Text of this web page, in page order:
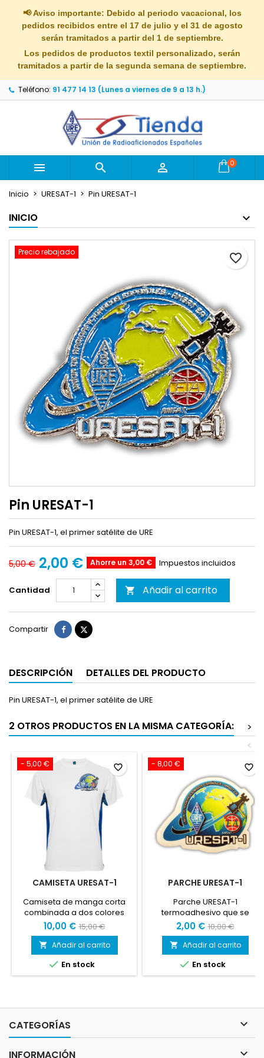
📢 Aviso importante: Debido al periodo vacacional, los
pedidos recibidos entre el 17 de julio y el 31 de agosto
serán tramitados a partir del 1 de septiembre.
Los pedidos de productos textil personalizado, serán
tramitados a partir de la segunda semana de septiembre.
Teléfono: 91 477 14 13 (Lunes a viernes de 9 a 13 h.)
   0
Inicio URESAT-1 Pin URESAT-1
INICIO
Precio rebajado
Pin URESAT-1
Pin URESAT-1, el primer satélite de URE
5,00 € 2,00 € Ahorre un 3,00 € Impuestos incluidos
Cantidad  Añadir al carrito
favorite_border
Compartir CompartirTuitear
DESCRIPCIÓN DETALLES DEL PRODUCTO
Pin URESAT-1, el primer satélite de URE
2 OTROS PRODUCTOS EN LA MISMA CATEGORÍA:
>
<
- 5,00 €
CAMISETA URESAT-1
Camiseta de manga corta
combinada a dos colores
(blanco/azul royal) con el
logo de URESAT-1, el primer
satélite de URE.
10,00 € 15,00 €
 Añadir al carrito
 En stock
favorite_border - 8,00 €
PARCHE URESAT-1
Parche URESAT-1
termoadhesivo que se
coloca aplicando calor con
la plancha (medidas aprox.
76x60mm)
2,00 € 10,00 €
 Añadir al carrito
 En stock
favorite_border
CATEGORÍAS 
INFORMACIÓN 
Mi lista de deseos ×
add_circle_outline Crear nueva lista
Crear lista de deseos ×
Nombre de la lista de deseos
Cancelar Crear lista de deseos
Iniciar sesión ×
Debe iniciar sesión para guardar productos en su
lista de deseos.
Cancelar Iniciar sesión